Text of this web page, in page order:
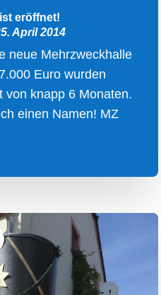
eröffnet!
April 2014
neue Mehrzweckhalle
Euro wurden
von knapp 6 Monaten.
einen Namen! MZ